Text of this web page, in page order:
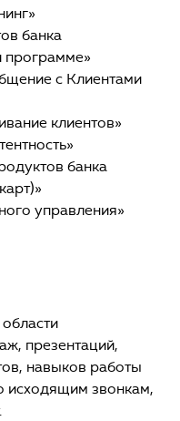
банка
программе»
с Клиентами
клиентов»
банка
управления»
презентаций,
навыков работы
исходящим звонкам,